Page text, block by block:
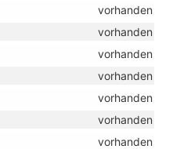
vorhanden
vorhanden
vorhanden
vorhanden
vorhanden
vorhanden
vorhanden